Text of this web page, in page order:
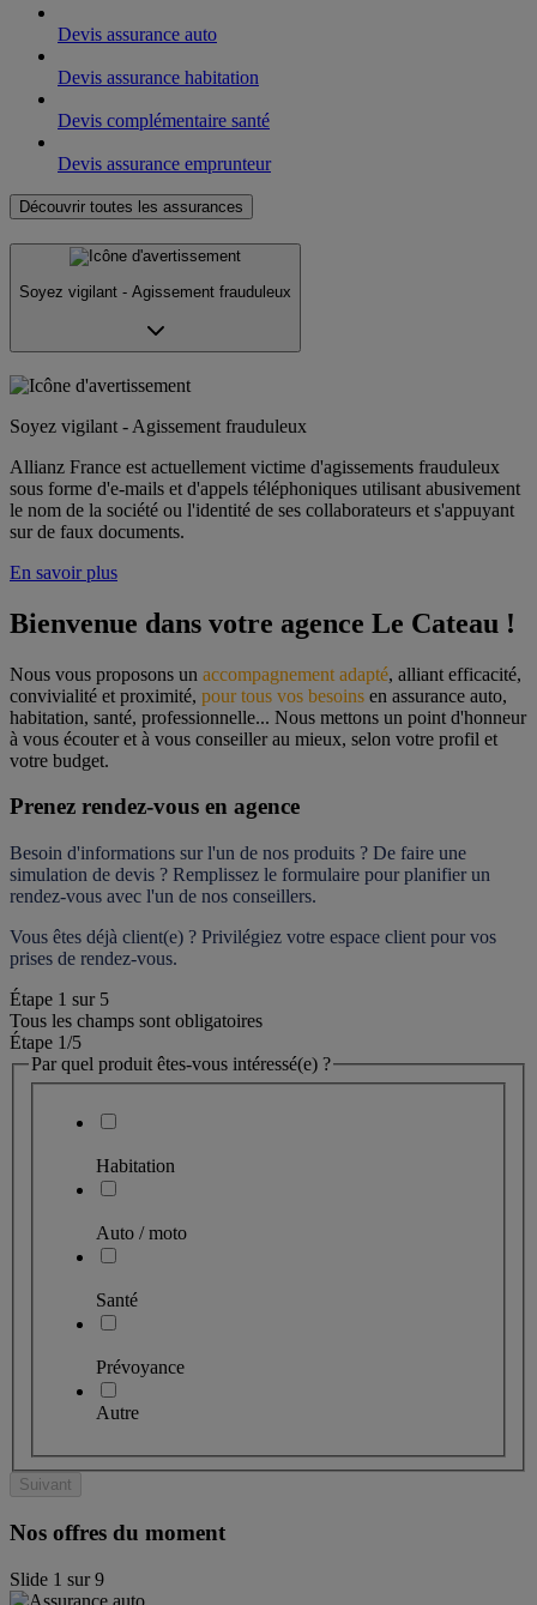
Devis assurance auto
Devis assurance habitation
Devis complémentaire santé
Devis assurance emprunteur
Découvrir toutes les assurances
Soyez vigilant - Agissement frauduleux
Soyez vigilant - Agissement frauduleux
Allianz France est actuellement victime d'agissements frauduleux
sous forme d'e-mails et d'appels téléphoniques utilisant abusivement
le nom de la société ou l'identité de ses collaborateurs et s'appuyant
sur de faux documents.
En savoir plus
Bienvenue dans votre agence Le Cateau !
Nous vous proposons un accompagnement adapté, alliant efficacité,
convivialité et proximité, pour tous vos besoins en assurance auto,
habitation, santé, professionnelle... Nous mettons un point d'honneur
à vous écouter et à vous conseiller au mieux, selon votre profil et
votre budget.
Prenez rendez-vous en agence
Besoin d'informations sur l'un de nos produits ? De faire une
simulation de devis ? Remplissez le formulaire pour planifier un
rendez-vous avec l'un de nos conseillers.
Vous êtes déjà client(e) ? Privilégiez votre espace client pour vos
prises de rendez-vous.
Étape 1 sur 5
Tous les champs sont obligatoires
Étape 1/5
Par quel produit êtes-vous intéressé(e) ?
Habitation
Auto / moto
Santé
Prévoyance
Autre
Suivant
Nos offres du moment
Slide 1 sur9